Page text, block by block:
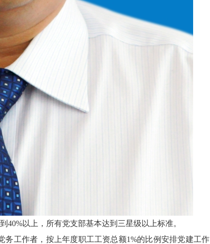
40%以上，所有党支部基本达到三星级以上标准。
工作者，按上年度职工工资总额1%的比例安排党建工作